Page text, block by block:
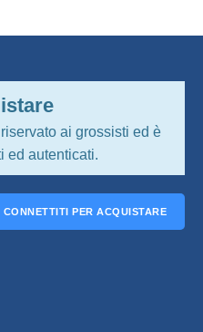
ai grossisti ed è
ed autenticati.
CONNETTITI PER ACQUISTARE